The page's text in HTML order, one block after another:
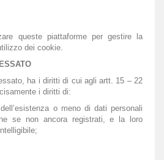
queste piattaforme per gestire la
dei cookie.
ha i diritti di cui agli artt. 15 – 22
i diritti di:
o meno di dati personali
se non ancora registrati, e la loro